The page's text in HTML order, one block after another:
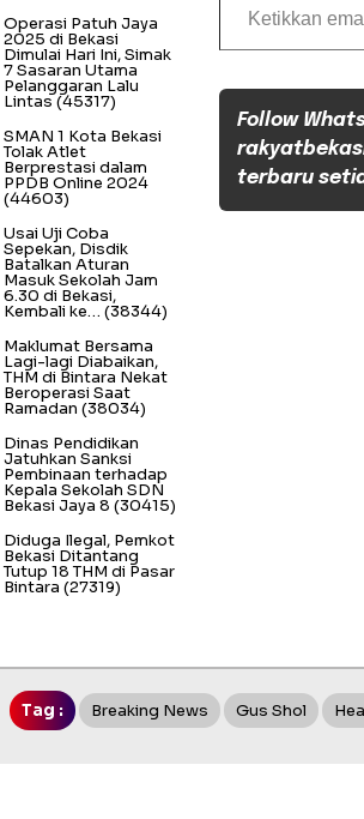
Follow
terbaru
Operasi Patuh Jaya
2025 di Bekasi
Dimulai Hari Ini, Simak
7 Sasaran Utama
Pelanggaran Lalu
Lintas(45317)
SMAN 1 Kota Bekasi
Tolak Atlet
Berprestasi dalam
PPDB Online 2024
(44603)
Usai Uji Coba
Sepekan, Disdik
Batalkan Aturan
Masuk Sekolah Jam
6.30 di Bekasi,
Kembali ke… (38344)
Maklumat Bersama
Lagi-lagi Diabaikan,
THM di Bintara Nekat
Beroperasi Saat
Ramadan (38034)
Dinas Pendidikan
Jatuhkan Sanksi
Pembinaan terhadap
Kepala Sekolah SDN
Bekasi Jaya 8 (30415)
Diduga Ilegal, Pemkot
Bekasi Ditantang
Tutup 18 THM di Pasar
Bintara (27319)
Tag : Breaking News Gus Shol